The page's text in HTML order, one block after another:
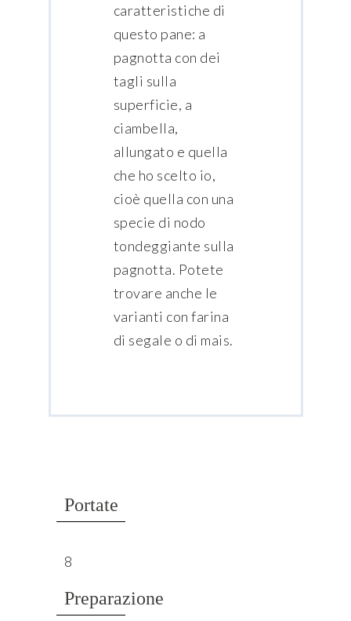
caratteristiche di
questo pane: a
pagnotta con dei
tagli sulla
superficie, a
ciambella,
allungato e quella
che ho scelto io,
cioè quella con una
specie di nodo
tondeggiante sulla
pagnotta. Potete
trovare anche le
varianti con farina
di segale o di mais.
Portate
8
Preparazione